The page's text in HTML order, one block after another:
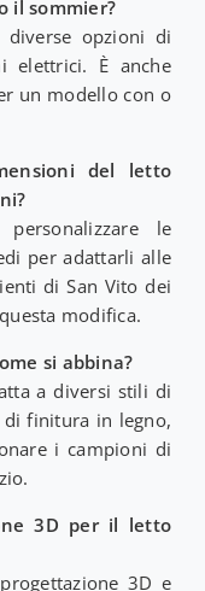
il sommier?
opzioni di
elettrici. È anche
un modello con o
del letto
le
per adattarli alle
di San Vito dei
modifica.
si abbina?
a diversi stili di
finitura in legno,
i campioni di
3D per il letto
3D e